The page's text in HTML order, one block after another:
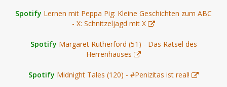
Spotify Lernen mit Peppa Pig: Kleine Geschichten zum ABC
- X: Schnitzeljagd mit X
Spotify Margaret Rutherford (51) - Das Rätsel des
Herrenhauses
Spotify Midnight Tales (120) - #Penizitas ist real!